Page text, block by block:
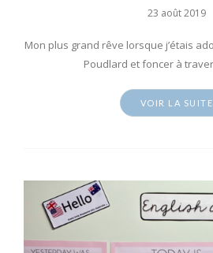
23 août 2019
Mon plus grand rêve lorsque j’étais
Poudlard et foncer à
VOIR LA SUITE